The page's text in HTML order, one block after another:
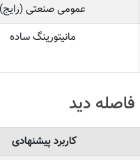
عمومی صنعتی (رایج)
مانیتورینگ ساده
کاربرد پیشنهادی